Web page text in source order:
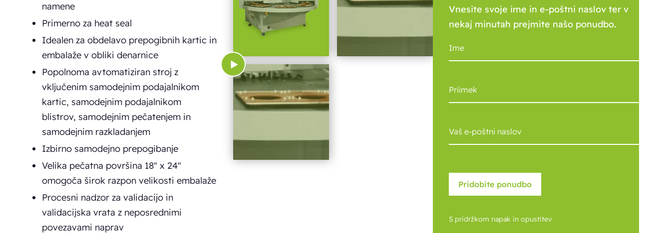
namene
Primerno za heat seal
Idealen za obdelavo prepogibnih kartic in
embalaže v obliki denarnice
Popolnoma avtomatiziran stroj z
vključenim samodejnim podajalnikom
kartic, samodejnim podajalnikom
blistrov, samodejnim pečatenjem in
samodejnim razkladanjem
Izbirno samodejno prepogibanje
Velika pečatna površina 18" x 24"
omogoča širok razpon velikosti embalaže
Procesni nadzor za validacijo in
validacijska vrata z neposrednimi
povezavami naprav
Vnesite svoje ime in e-poštni naslov ter v
nekaj minutah prejmite našo ponudbo.
S pridržkom napak in opustitev